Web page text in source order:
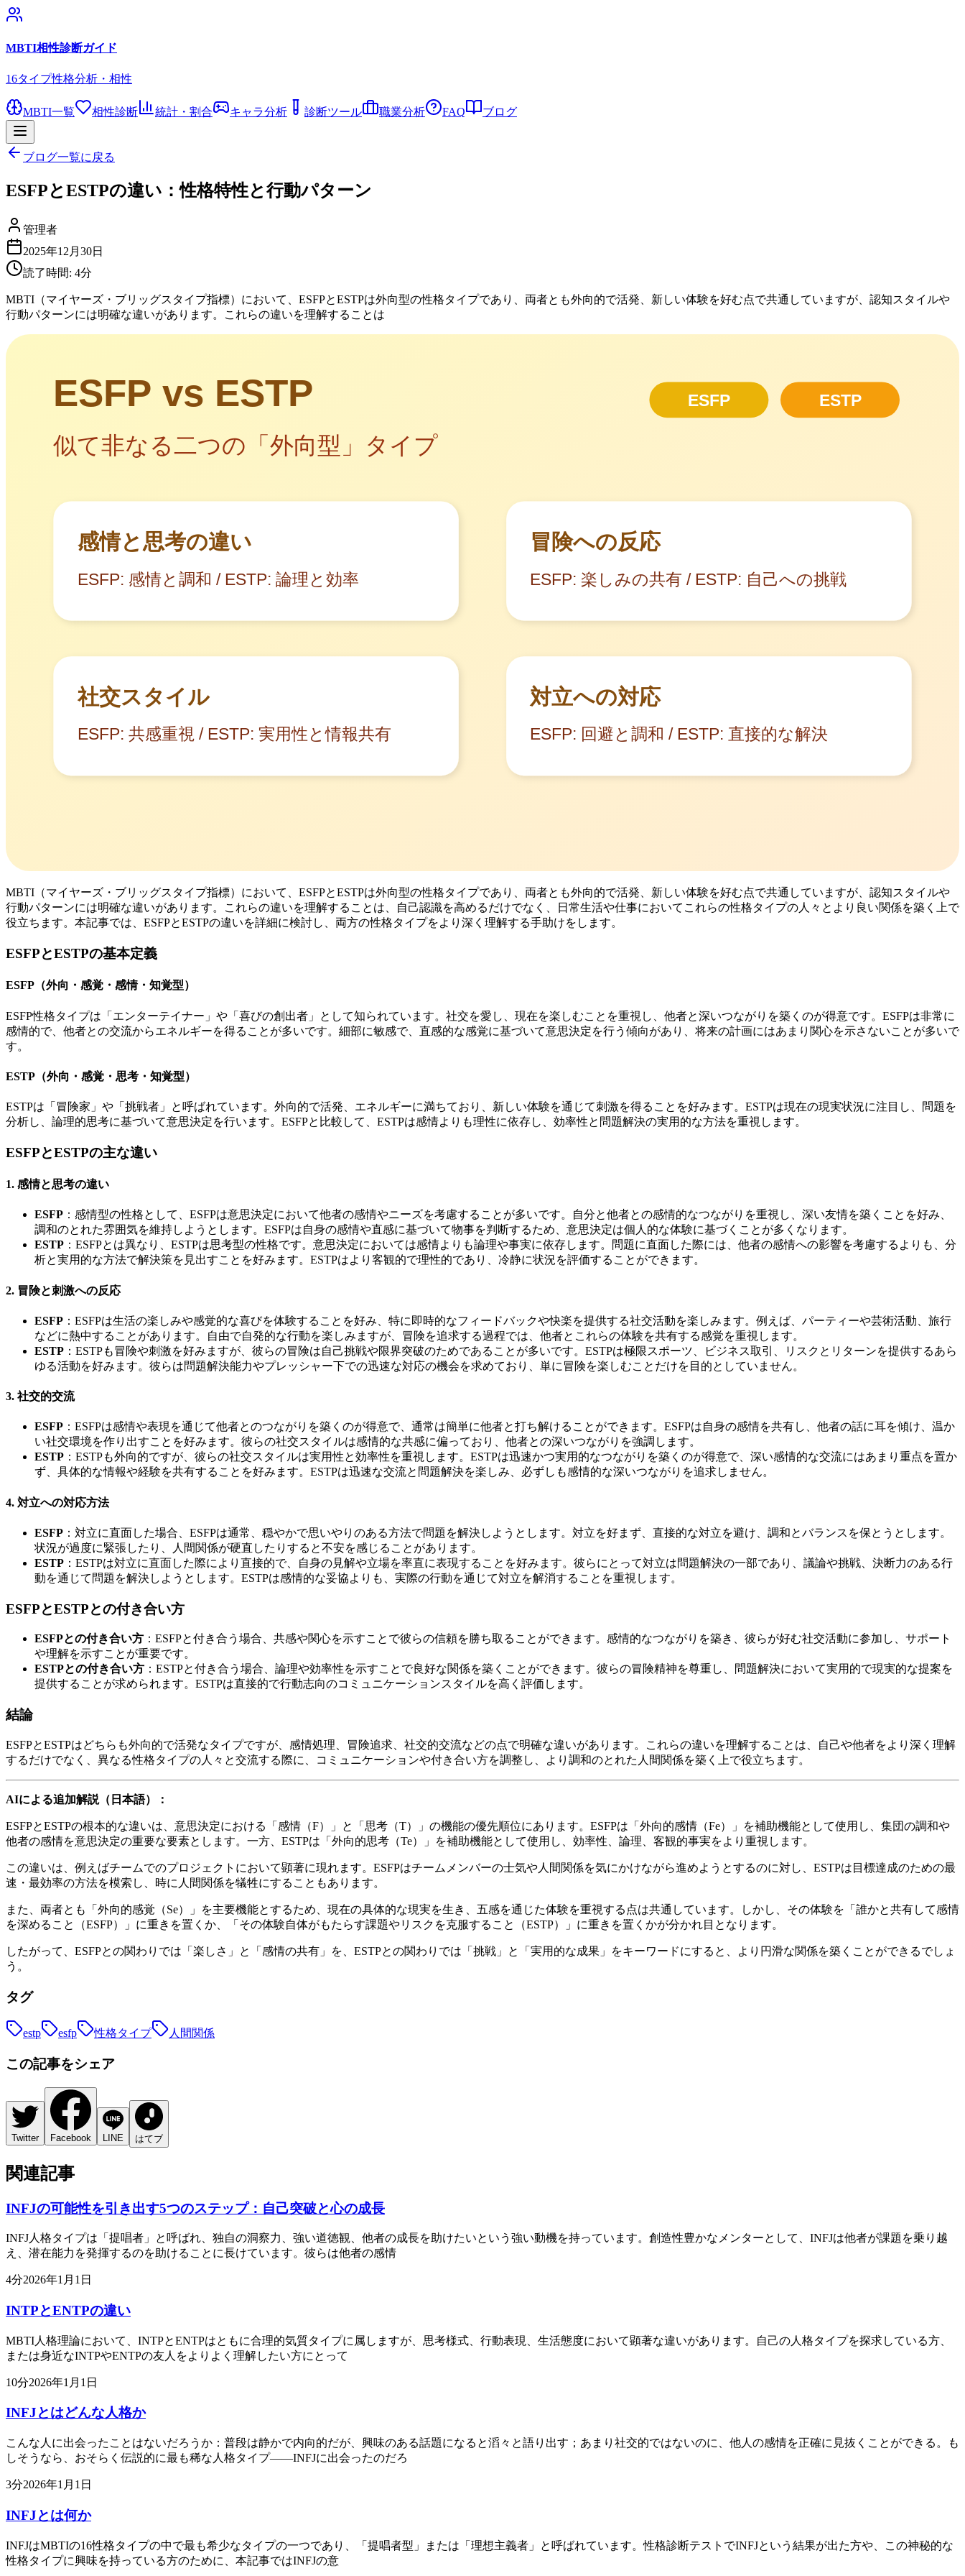
MBTI相性診断ガイド
16タイプ性格分析・相性
MBTI一覧 相性診断 統計・割合 キャラ分析 診断ツール 職業分析 FAQ ブログ
ブログ一覧に戻る
ESFPとESTPの違い：性格特性と行動パターン
管理者
2025年12月30日
読了時間: 4分
MBTI（マイヤーズ・ブリッグスタイプ指標）において、ESFPとESTPは外向型の性格タイプであり、両者とも外向的で活発、新しい体験を好む点で共通していますが、認知スタイルや
行動パターンには明確な違いがあります。これらの違いを理解することは
MBTI（マイヤーズ・ブリッグスタイプ指標）において、ESFPとESTPは外向型の性格タイプであり、両者とも外向的で活発、新しい体験を好む点で共通していますが、認知スタイルや
行動パターンには明確な違いがあります。これらの違いを理解することは、自己認識を高めるだけでなく、日常生活や仕事においてこれらの性格タイプの人々とより良い関係を築く上で
役立ちます。本記事では、ESFPとESTPの違いを詳細に検討し、両方の性格タイプをより深く理解する手助けをします。
ESFPとESTPの基本定義
ESFP（外向・感覚・感情・知覚型）
ESFP性格タイプは「エンターテイナー」や「喜びの創出者」として知られています。社交を愛し、現在を楽しむことを重視し、他者と深いつながりを築くのが得意です。ESFPは非常に
感情的で、他者との交流からエネルギーを得ることが多いです。細部に敏感で、直感的な感覚に基づいて意思決定を行う傾向があり、将来の計画にはあまり関心を示さないことが多いで
す。
ESTP（外向・感覚・思考・知覚型）
ESTPは「冒険家」や「挑戦者」と呼ばれています。外向的で活発、エネルギーに満ちており、新しい体験を通じて刺激を得ることを好みます。ESTPは現在の現実状況に注目し、問題を
分析し、論理的思考に基づいて意思決定を行います。ESFPと比較して、ESTPは感情よりも理性に依存し、効率性と問題解決の実用的な方法を重視します。
ESFPとESTPの主な違い
1. 感情と思考の違い
ESFP ：感情型の性格として、ESFPは意思決定において他者の感情やニーズを考慮することが多いです。自分と他者との感情的なつながりを重視し、深い友情を築くことを好み、
調和のとれた雰囲気を維持しようとします。ESFPは自身の感情や直感に基づいて物事を判断するため、意思決定は個人的な体験に基づくことが多くなります。
ESTP ：ESFPとは異なり、ESTPは思考型の性格です。意思決定においては感情よりも論理や事実に依存します。問題に直面した際には、他者の感情への影響を考慮するよりも、分
析と実用的な方法で解決策を見出すことを好みます。ESTPはより客観的で理性的であり、冷静に状況を評価することができます。
2. 冒険と刺激への反応
ESFP ：ESFPは生活の楽しみや感覚的な喜びを体験することを好み、特に即時的なフィードバックや快楽を提供する社交活動を楽しみます。例えば、パーティーや芸術活動、旅行
などに熱中することがあります。自由で自発的な行動を楽しみますが、冒険を追求する過程では、他者とこれらの体験を共有する感覚を重視します。
ESTP ：ESTPも冒険や刺激を好みますが、彼らの冒険は自己挑戦や限界突破のためであることが多いです。ESTPは極限スポーツ、ビジネス取引、リスクとリターンを提供するあら
ゆる活動を好みます。彼らは問題解決能力やプレッシャー下での迅速な対応の機会を求めており、単に冒険を楽しむことだけを目的としていません。
3. 社交的交流
ESFP ：ESFPは感情や表現を通じて他者とのつながりを築くのが得意で、通常は簡単に他者と打ち解けることができます。ESFPは自身の感情を共有し、他者の話に耳を傾け、温か
い社交環境を作り出すことを好みます。彼らの社交スタイルは感情的な共感に偏っており、他者との深いつながりを強調します。
ESTP ：ESTPも外向的ですが、彼らの社交スタイルは実用性と効率性を重視します。ESTPは迅速かつ実用的なつながりを築くのが得意で、深い感情的な交流にはあまり重点を置か
ず、具体的な情報や経験を共有することを好みます。ESTPは迅速な交流と問題解決を楽しみ、必ずしも感情的な深いつながりを追求しません。
4. 対立への対応方法
ESFP ：対立に直面した場合、ESFPは通常、穏やかで思いやりのある方法で問題を解決しようとします。対立を好まず、直接的な対立を避け、調和とバランスを保とうとします。
状況が過度に緊張したり、人間関係が硬直したりすると不安を感じることがあります。
ESTP ：ESTPは対立に直面した際により直接的で、自身の見解や立場を率直に表現することを好みます。彼らにとって対立は問題解決の一部であり、議論や挑戦、決断力のある行
動を通じて問題を解決しようとします。ESTPは感情的な妥協よりも、実際の行動を通じて対立を解消することを重視します。
ESFPとESTPとの付き合い方
ESFPとの付き合い方 ：ESFPと付き合う場合、共感や関心を示すことで彼らの信頼を勝ち取ることができます。感情的なつながりを築き、彼らが好む社交活動に参加し、サポート
や理解を示すことが重要です。
ESTPとの付き合い方 ：ESTPと付き合う場合、論理や効率性を示すことで良好な関係を築くことができます。彼らの冒険精神を尊重し、問題解決において実用的で現実的な提案を
提供することが求められます。ESTPは直接的で行動志向のコミュニケーションスタイルを高く評価します。
結論
ESFPとESTPはどちらも外向的で活発なタイプですが、感情処理、冒険追求、社交的交流などの点で明確な違いがあります。これらの違いを理解することは、自己や他者をより深く理解
するだけでなく、異なる性格タイプの人々と交流する際に、コミュニケーションや付き合い方を調整し、より調和のとれた人間関係を築く上で役立ちます。
AIによる追加解説（日本語）：
ESFPとESTPの根本的な違いは、意思決定における「感情（F）」と「思考（T）」の機能の優先順位にあります。ESFPは「外向的感情（Fe）」を補助機能として使用し、集団の調和や
他者の感情を意思決定の重要な要素とします。一方、ESTPは「外向的思考（Te）」を補助機能として使用し、効率性、論理、客観的事実をより重視します。
この違いは、例えばチームでのプロジェクトにおいて顕著に現れます。ESFPはチームメンバーの士気や人間関係を気にかけながら進めようとするのに対し、ESTPは目標達成のための最
速・最効率の方法を模索し、時に人間関係を犠牲にすることもあります。
また、両者とも「外向的感覚（Se）」を主要機能とするため、現在の具体的な現実を生き、五感を通じた体験を重視する点は共通しています。しかし、その体験を「誰かと共有して感情
を深めること（ESFP）」に重きを置くか、「その体験自体がもたらす課題やリスクを克服すること（ESTP）」に重きを置くかが分かれ目となります。
したがって、ESFPとの関わりでは「楽しさ」と「感情の共有」を、ESTPとの関わりでは「挑戦」と「実用的な成果」をキーワードにすると、より円滑な関係を築くことができるでしょ
う。
タグ
estp esfp 性格タイプ 人間関係
この記事をシェア
Twitter Facebook LINE はてブ
関連記事
INFJの可能性を引き出す5つのステップ：自己突破と心の成長
INFJ人格タイプは「提唱者」と呼ばれ、独自の洞察力、強い道徳観、他者の成長を助けたいという強い動機を持っています。創造性豊かなメンターとして、INFJは他者が課題を乗り越
え、潜在能力を発揮するのを助けることに長けています。彼らは他者の感情
4分2026年1月1日
INTPとENTPの違い
MBTI人格理論において、INTPとENTPはともに合理的気質タイプに属しますが、思考様式、行動表現、生活態度において顕著な違いがあります。自己の人格タイプを探求している方、
または身近なINTPやENTPの友人をよりよく理解したい方にとって
10分2026年1月1日
INFJとはどんな人格か
こんな人に出会ったことはないだろうか：普段は静かで内向的だが、興味のある話題になると滔々と語り出す；あまり社交的ではないのに、他人の感情を正確に見抜くことができる。も
しそうなら、おそらく伝説的に最も稀な人格タイプ——INFJに出会ったのだろ
3分2026年1月1日
INFJとは何か
INFJはMBTIの16性格タイプの中で最も希少なタイプの一つであり、「提唱者型」または「理想主義者」と呼ばれています。性格診断テストでINFJという結果が出た方や、この神秘的な
性格タイプに興味を持っている方のために、本記事ではINFJの意